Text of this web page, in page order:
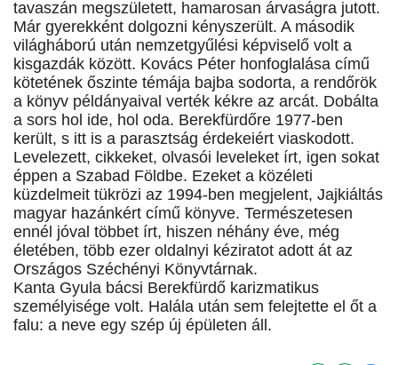
tavaszán megszületett, hamarosan árvaságra jutott.
Már gyerekként dolgozni kényszerült. A második
világháború után nemzetgyűlési képviselő volt a
kisgazdák között. Kovács Péter honfoglalása című
kötetének őszinte témája bajba sodorta, a rendőrök
a könyv példányaival verték kékre az arcát. Dobálta
a sors hol ide, hol oda. Berekfürdőre 1977-ben
került, s itt is a parasztság érdekeiért viaskodott.
Levelezett, cikkeket, olvasói leveleket írt, igen sokat
éppen a Szabad Földbe. Ezeket a közéleti
küzdelmeit tükrözi az 1994-ben megjelent, Jajkiáltás
magyar hazánkért című könyve. Természetesen
ennél jóval többet írt, hiszen néhány éve, még
életében, több ezer oldalnyi kéziratot adott át az
Országos Széchényi Könyvtárnak.
Kanta Gyula bácsi Berekfürdő karizmatikus
személyisége volt. Halála után sem felejtette el őt a
falu: a neve egy szép új épületen áll.